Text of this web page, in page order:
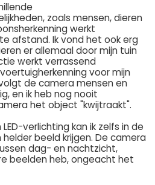
zoals mensen, dieren
werkt
afstand. Ik vond het ook erg
er allemaal door mijn tuin
werkt verrassend
voor mijn
de camera mensen en
en ik heb nog nooit
het object "kwijtraakt".
verlichting kan ik zelfs in de
beeld krijgen. De camera
dag- en nachtzicht,
beelden heb, ongeacht het